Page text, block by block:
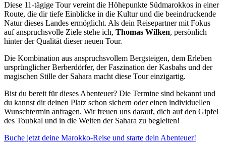
Diese 11-tägige Tour vereint die Höhepunkte Südmarokkos in einer
Route, die dir tiefe Einblicke in die Kultur und die beeindruckende
Natur dieses Landes ermöglicht. Als dein Reisepartner mit Fokus
auf anspruchsvolle Ziele stehe ich, Thomas Wilken, persönlich
hinter der Qualität dieser neuen Tour.
Die Kombination aus anspruchsvollem Bergsteigen, dem Erleben
ursprünglicher Berberdörfer, der Faszination der Kasbahs und der
magischen Stille der Sahara macht diese Tour einzigartig.
Bist du bereit für dieses Abenteuer? Die Termine sind bekannt und
du kannst dir deinen Platz schon sichern oder einen individuellen
Wunschtermin anfragen. Wir freuen uns darauf, dich auf den Gipfel
des Toubkal und in die Weiten der Sahara zu begleiten!
Buche jetzt deine Marokko-Reise und starte dein Abenteuer!